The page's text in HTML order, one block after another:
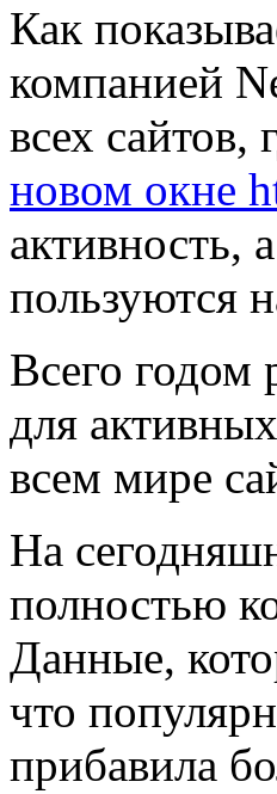
Как
компанией
всех
новом окне
активность,
пользуются
Всего годом
для
всем мире
На
полностью
Данные,
что
прибавила